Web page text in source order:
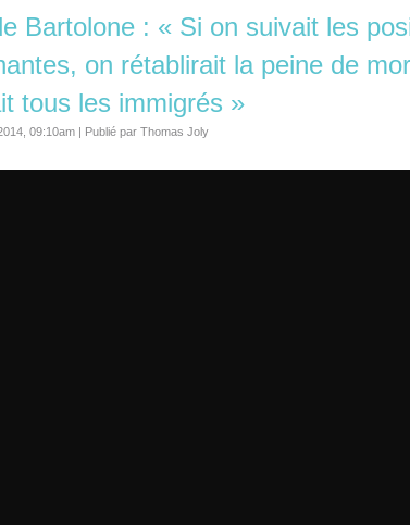
Bartolone : « Si on suivait les
on rétablirait la peine de
tous les immigrés »
09:10am | Publié par Thomas Joly